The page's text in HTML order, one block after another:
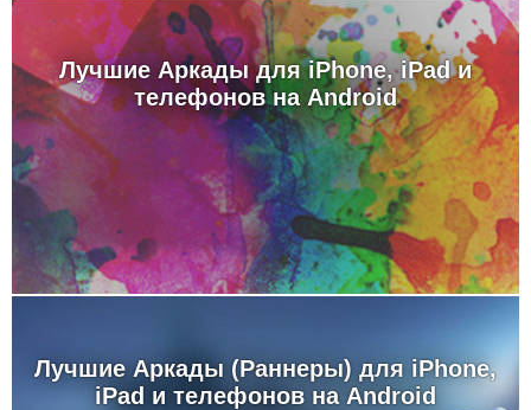
Лучшие Аркады для iPhone, iPad и
телефонов на Android
Лучшие Аркады (Раннеры) для iPhone,
iPad и телефонов на Android